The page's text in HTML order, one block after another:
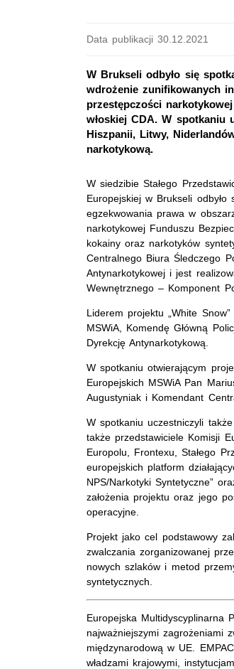
Data publikacji 30.12.2021
W Brukseli odbyło się
wdrożenie zunifikowanych
przestępczości
włoskiej CDA. W spotkaniu
Hiszpanii, Litwy,
narkotykową.
W siedzibie Stałego
Europejskiej w Brukseli
egzekwowania prawa w
narkotykowej Funduszu
kokainy oraz narkotyków
Centralnego Biura Śledczego
Antynarkotykowej i jest
Wewnętrznego – Komponent
Liderem projektu „White
MSWiA, Komendę Główną
Dyrekcję Antynarkotykową.
W spotkaniu otwierającym
Europejskich MSWiA Pan
Augustyniak i Komendant
W spotkaniu uczestniczyli
także przedstawiciele Komisji
Europolu, Frontexu, Stałego
europejskich platform
NPS/Narkotyki Syntetyczne”
założenia projektu oraz jego
operacyjne.
Projekt jako cel podstawowy
zwalczania zorganizowanej
nowych szlaków i metod
syntetycznych.
Europejska Multidyscyplinarna
najważniejszymi zagrożeniami
międzynarodową w UE.
władzami krajowymi,